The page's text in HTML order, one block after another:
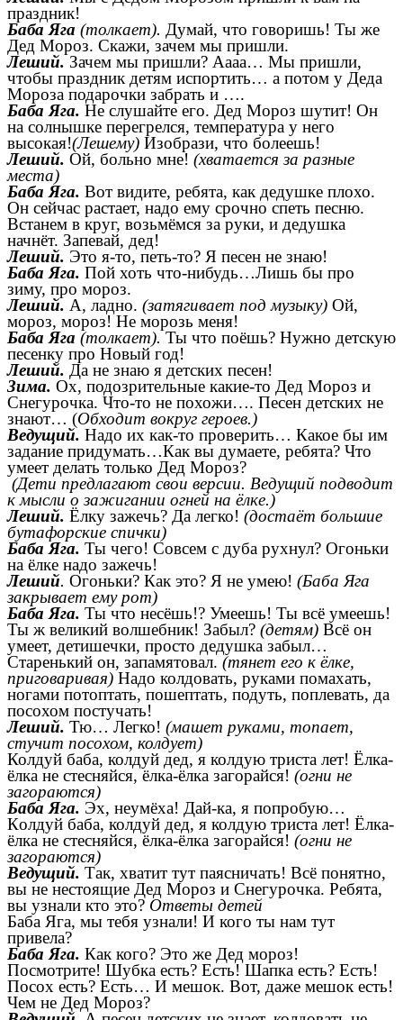
праздник!
Баба Яга (толкает). Думай, что говоришь! Ты же
Дед Мороз. Скажи, зачем мы пришли.
Леший. Зачем мы пришли? Аааа… Мы пришли,
чтобы праздник детям испортить… а потом у Деда
Мороза подарочки забрать и ….
Баба Яга. Не слушайте его. Дед Мороз шутит! Он
на солнышке перегрелся, температура у него
высокая!(Лешему) Изобрази, что болеешь!
Леший. Ой, больно мне! (хватается за разные
места)
Баба Яга. Вот видите, ребята, как дедушке плохо.
Он сейчас растает, надо ему срочно спеть песню.
Встанем в круг, возьмёмся за руки, и дедушка
начнёт. Запевай, дед!
Леший. Это я-то, петь-то? Я песен не знаю!
Баба Яга. Пой хоть что-нибудь…Лишь бы про
зиму, про мороз.
Леший. А, ладно. (затягивает под музыку) Ой,
мороз, мороз! Не морозь меня!
Баба Яга (толкает). Ты что поёшь? Нужно детскую
песенку про Новый год!
Леший. Да не знаю я детских песен!
Зима. Ох, подозрительные какие-то Дед Мороз и
Снегурочка. Что-то не похожи…. Песен детских не
знают… (Обходит вокруг героев.)
Ведущий. Надо их как-то проверить… Какое бы им
задание придумать…Как вы думаете, ребята? Что
умеет делать только Дед Мороз?
(Дети предлагают свои версии. Ведущий подводит
к мысли о зажигании огней на ёлке.)
Леший. Ёлку зажечь? Да легко! (достаёт большие
бутафорские спички)
Баба Яга. Ты чего! Совсем с дуба рухнул? Огоньки
на ёлке надо зажечь!
Леший. Огоньки? Как это? Я не умею! (Баба Яга
закрывает ему рот)
Баба Яга. Ты что несёшь!? Умеешь! Ты всё умеешь!
Ты ж великий волшебник! Забыл? (детям) Всё он
умеет, детишечки, просто дедушка забыл…
Старенький он, запамятовал. (тянет его к ёлке,
приговаривая) Надо колдовать, руками помахать,
ногами потоптать, пошептать, подуть, поплевать, да
посохом постучать!
Леший. Тю… Легко! (машет руками, топает,
стучит посохом, колдует)
Колдуй баба, колдуй дед, я колдую триста лет! Ёлка-
ёлка не стесняйся, ёлка-ёлка загорайся! (огни не
загораются)
Баба Яга. Эх, неумёха! Дай-ка, я попробую…
Колдуй баба, колдуй дед, я колдую триста лет! Ёлка-
ёлка не стесняйся, ёлка-ёлка загорайся! (огни не
загораются)
Ведущий. Так, хватит тут паясничать! Всё понятно,
вы не нестоящие Дед Мороз и Снегурочка. Ребята,
вы узнали кто это? Ответы детей
Баба Яга, мы тебя узнали! И кого ты нам тут
привела?
Баба Яга. Как кого? Это же Дед мороз!
Посмотрите! Шубка есть? Есть! Шапка есть? Есть!
Посох есть? Есть… И мешок. Вот, даже мешок есть!
Чем не Дед Мороз?